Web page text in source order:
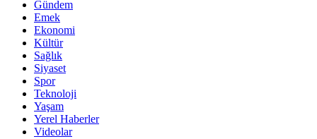
Gündem
Emek
Ekonomi
Kültür
Sağlık
Siyaset
Spor
Teknoloji
Yaşam
Yerel Haberler
Videolar